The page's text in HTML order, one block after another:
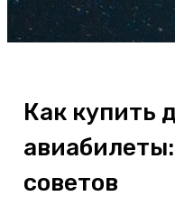
Как купить
советов